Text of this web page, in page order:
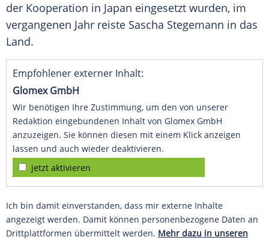
der Kooperation in Japan eingesetzt wurden, im
vergangenen Jahr reiste Sascha Stegemann in das
Land.
Empfohlener externer Inhalt:
Glomex GmbH
Wir benötigen Ihre Zustimmung, um den von unserer
Redaktion eingebundenen Inhalt von Glomex GmbH
anzuzeigen. Sie können diesen mit einem Klick anzeigen
lassen und auch wieder deaktivieren.
jetzt aktivieren
Ich bin damit einverstanden, dass mir externe Inhalte
angezeigt werden. Damit können personenbezogene Daten an
Drittplattformen übermittelt werden. Mehr dazu in unseren